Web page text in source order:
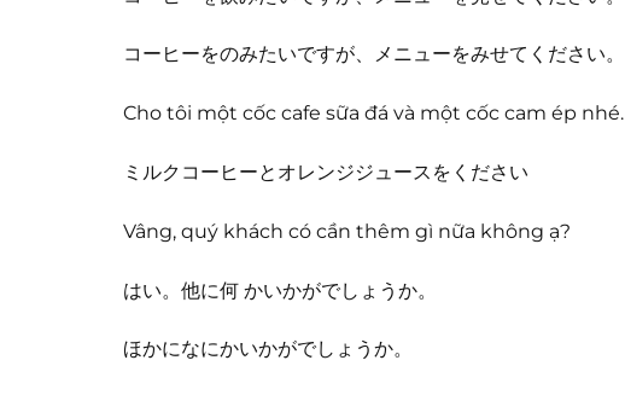
コーヒーをのみたいですが、メニューをみせてください。
Cho tôi một cốc cafe sữa đá và một cốc cam ép nhé.
ミルクコーヒーとオレンジジュースをください
Vâng, quý khách có cần thêm gì nữa không ạ?
はい。他に何 かいかがでしょうか。
ほかになにかいかがでしょうか。